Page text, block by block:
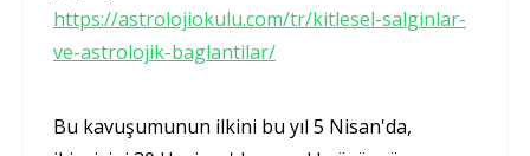
https://astrolojiokulu.com/tr/kitlesel-salginlar-
ve-astrolojik-baglantilar/
Bu kavuşumunun ilkini bu yıl 5 Nisan'da,